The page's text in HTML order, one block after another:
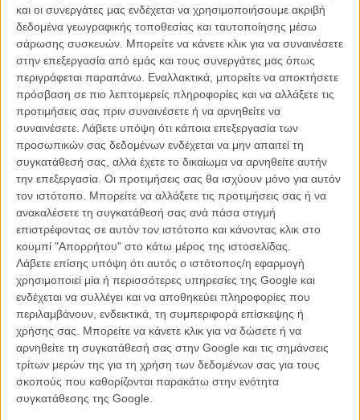
και οι συνεργάτες μας ενδέχεται να χρησιμοποιήσουμε ακριβή
δεδομένα γεωγραφικής τοποθεσίας και ταυτοποίησης μέσω
σάρωσης συσκευών. Μπορείτε να κάνετε κλικ για να συναινέσετε
στην επεξεργασία από εμάς και τους συνεργάτες μας όπως
περιγράφεται παραπάνω. Εναλλακτικά, μπορείτε να αποκτήσετε
πρόσβαση σε πιο λεπτομερείς πληροφορίες και να αλλάξετε τις
προτιμήσεις σας πριν συναινέσετε ή να αρνηθείτε να
συναινέσετε. Λάβετε υπόψη ότι κάποια επεξεργασία των
προσωπικών σας δεδομένων ενδέχεται να μην απαιτεί τη
συγκατάθεσή σας, αλλά έχετε το δικαίωμα να αρνηθείτε αυτήν
την επεξεργασία. Οι προτιμήσεις σας θα ισχύουν μόνο για αυτόν
τον ιστότοπο. Μπορείτε να αλλάξετε τις προτιμήσεις σας ή να
ανακαλέσετε τη συγκατάθεσή σας ανά πάσα στιγμή
επιστρέφοντας σε αυτόν τον ιστότοπο και κάνοντας κλικ στο
κουμπί "Απορρήτου" στο κάτω μέρος της ιστοσελίδας.
Λάβετε επίσης υπόψη ότι αυτός ο ιστότοπος/η εφαρμογή
χρησιμοποιεί μία ή περισσότερες υπηρεσίες της Google και
ενδέχεται να συλλέγει και να αποθηκεύει πληροφορίες που
περιλαμβάνουν, ενδεικτικά, τη συμπεριφορά επίσκεψης ή
χρήσης σας. Μπορείτε να κάνετε κλικ για να δώσετε ή να
αρνηθείτε τη συγκατάθεσή σας στην Google και τις σημάνσεις
τρίτων μερών της για τη χρήση των δεδομένων σας για τους
σκοπούς που καθορίζονται παρακάτω στην ενότητα
συγκατάθεσης της Google.
Goth διπλοτυπίες για τα νέα character posters του
«Crimson Peak» του Γκιγιέρμο ντελ Τόρο
ΝΕΑ /07 ΙΟΥΛ 2015 / Λήδα Γαλανού
Ηρθε μια ψύχρα... Πρώτη συνάντηση Τζέσικα Τσαστέιν
- Μία Γουασικόφσκα στο νέο κλιπ του «Crimson Peak»
15 ΣΕΠ 2015 Λήδα Γαλανού
Πορφυρό είναι το χρώμα: Νέα clips από το «Crimson
Peak» του Γκιγιέρμο Ντελ Τόρο
ΝΕΑ /19 ΣΕΠ 2015/ Λήδα Γαλανού
Ωρα να ξαναπέσουμε στο λαγούμι! Πρώτο teaser «Η
Αλίκη Μέσα από τον Καθρέφτη»
ΝΕΑ / 02 ΝΟΕ 2015 / Λήδα Γαλανού
Ραντεβού με την Αλίκη: 4 νέα teasers του «Alice Through
the Looking Glass»
ΝΕΑ /05 ΝΟΕ 2015 / Λήδα Γαλανού